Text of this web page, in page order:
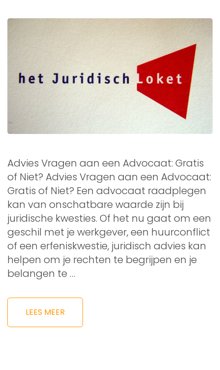
Advies Vragen aan een Advocaat: Gratis
of Niet? Advies Vragen aan een Advocaat:
Gratis of Niet? Een advocaat raadplegen
kan van onschatbare waarde zijn bij
juridische kwesties. Of het nu gaat om een
geschil met je werkgever, een huurconflict
of een erfeniskwestie, juridisch advies kan
helpen om je rechten te begrijpen en je
belangen te …
LEES MEER